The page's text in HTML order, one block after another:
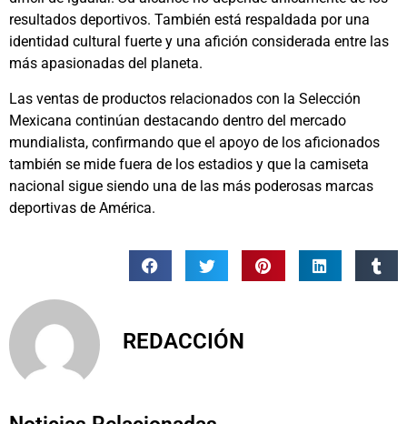
resultados deportivos. También está respaldada por una
identidad cultural fuerte y una afición considerada entre las
más apasionadas del planeta.
Las ventas de productos relacionados con la Selección
Mexicana continúan destacando dentro del mercado
mundialista, confirmando que el apoyo de los aficionados
también se mide fuera de los estadios y que la camiseta
nacional sigue siendo una de las más poderosas marcas
deportivas de América.
REDACCIÓN